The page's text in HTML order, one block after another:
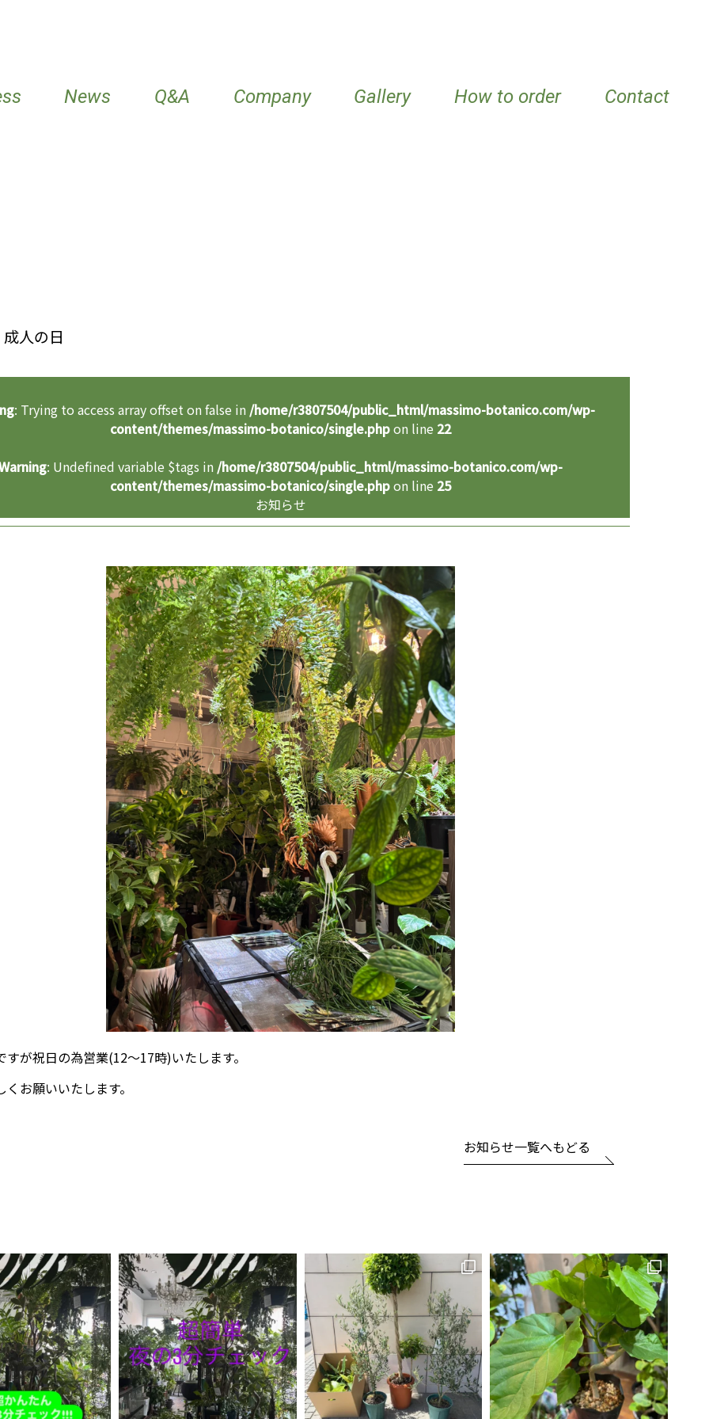
News Q&A Company Gallery How to order Contact
人の日
: Trying to access array offset on false in /home/r3807504/public_html/massimo-botanico.com/wp-
content/themes/massimo-botanico/single.phpon line 22
: Undefined variable $tags in /home/r3807504/public_html/massimo-botanico.com/wp-
content/themes/massimo-botanico/single.phpon line 25
お知らせ
すが祝日の為営業(12～17時)いたします。
くお願いいたします。
お知らせ一覧へもどる